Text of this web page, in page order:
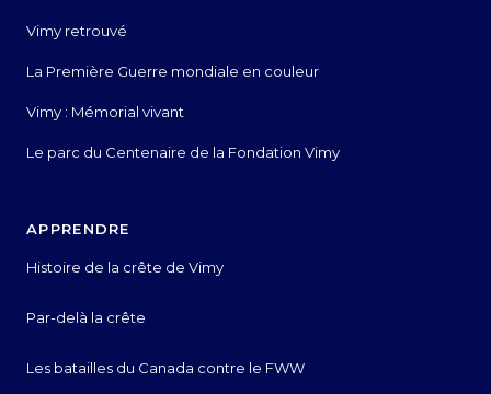
Vimy retrouvé
La Première Guerre mondiale en couleur
Vimy : Mémorial vivant
Le parc du Centenaire de la Fondation Vimy
APPRENDRE
Histoire de la crête de Vimy
Par-delà la crête
Les batailles du Canada contre le FWW